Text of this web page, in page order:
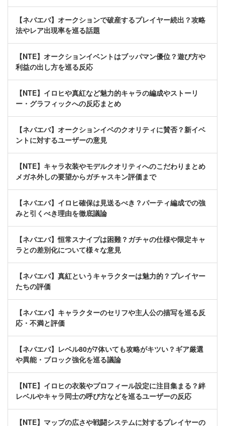
【ネバエバ】オークションで破産するプレイヤー続出？攻略
法やレア出現率を巡る話題
【NTE】オークションイベントはブッパマン優位？遊び方や
利益の出し方を巡る反応
【NTE】イロヒや真紅など魅力的キャラの編成やストーリ
ー・グラフィックへの反応まとめ
【ネバエバ】オークションイベのクオリティに賛否？新イベ
ントに対するユーザーの意見
【NTE】キャラ衣装やモデルクオリティへのこだわりまとめ
メガネ外しの要望からガチャスキン評価まで
【ネバエバ】イロヒ確保は見送るべき？パーティ編成での強
みと引くべき理由を徹底議論
【ネバエバ】恒常スナイプは困難？ガチャの仕様や限定キャ
ラとの差別化について様々な意見
【ネバエバ】真紅というキャラクターは魅力的？プレイヤー
たちの評価
【ネバエバ】キャラクターのセリフや主人公の描写を巡る反
応・不満と評価
【ネバエバ】レベル80が7体いても攻略がキツい？ギア厳選
や異能・ブロック強化を巡る議論
【NTE】イロヒの衣装やプロフィール設定に注目集まる？絆
レベルやキャラ同士の呼び方などを巡るユーザーの反応
【NTE】マップの広さや戦闘システムに対するプレイヤーの